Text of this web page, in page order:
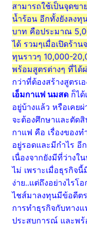
สามารถใช้เป็นจุดข
น้ำร้อน อีกทั้งยังลงทุ
บาท คือประมาณ
ได้ รวมๆเมื่อเปิดร้า
ทุนราวๆ 10,000-
พร้อมสูตรต่างๆ ที่ได้
กว่าที่ต้องสร้างสูตร
เอ็มกาแฟ นมสด ก็ไ
อยู่บ้างแล้ว หรือเคย
จะต้องศึกษาและตัด
กาแฟ คือ เรื่องของท
อยู่รอดและมีกำไร อี
เนื่องจากยังมีที่ว่างใ
ไม่ เพราะเมื่อธุรกิจ
ง่าย..แต่ถึงอย่างไร
ไชส์มาลงทุนมีข้อดีต
การทำธุรกิจกับทาง
ประสบการณ์ และพร้